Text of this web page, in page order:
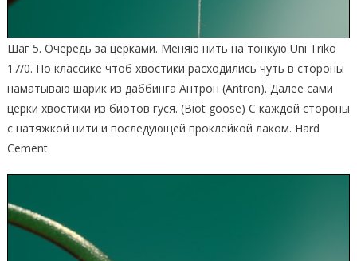
Шаг 5. Очередь за церками. Меняю нить на тонкую Uni Triko
17/0. По классике чтоб хвостики расходились чуть в стороны
наматываю шарик из даббинга Антрон (Antron). Далее сами
церки хвостики из биотов гуся. (Biot goose) С каждой стороны
с натяжкой нити и последующей проклейкой лаком. Hard
Cement